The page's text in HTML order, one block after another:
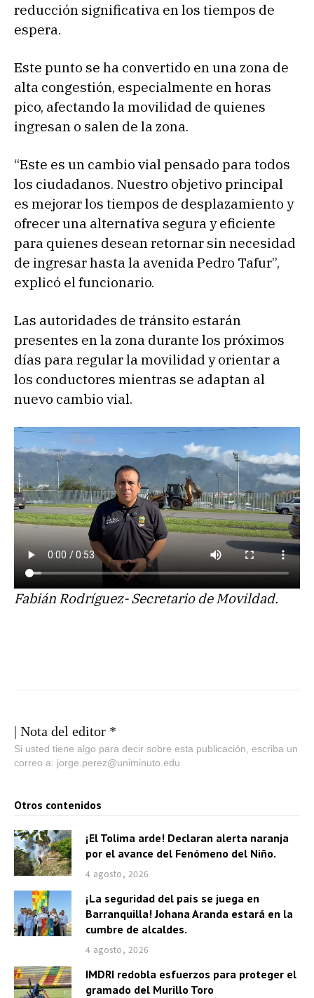
reducción significativa en los tiempos de
espera.
Este punto se ha convertido en una zona de
alta congestión, especialmente en horas
pico, afectando la movilidad de quienes
ingresan o salen de la zona.
“Este es un cambio vial pensado para todos
los ciudadanos. Nuestro objetivo principal
es mejorar los tiempos de desplazamiento y
ofrecer una alternativa segura y eficiente
para quienes desean retornar sin necesidad
de ingresar hasta la avenida Pedro Tafur”,
explicó el funcionario.
Las autoridades de tránsito estarán
presentes en la zona durante los próximos
días para regular la movilidad y orientar a
los conductores mientras se adaptan al
nuevo cambio vial.
Fabián Rodríguez- Secretario de Movildad.
| Nota del editor *
Si usted tiene algo para decir sobre esta publicación, escriba un
correo a: jorge.perez@uniminuto.edu
Otros contenidos
¡El Tolima arde! Declaran alerta naranja
por el avance del Fenómeno del Niño.
4 agosto, 2026
¡La seguridad del país se juega en
Barranquilla! Johana Aranda estará en la
cumbre de alcaldes.
4 agosto, 2026
IMDRI redobla esfuerzos para proteger el
gramado del Murillo Toro